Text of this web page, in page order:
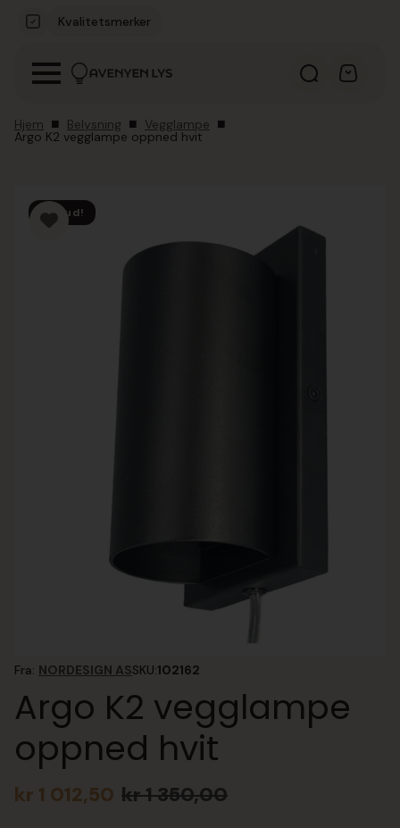
Kvalitetsmerker
Hjem Belysning Vegglampe
Argo K2 vegglampe oppned hvit
Tilbud!
Fra: NORDESIGN ASSKU:102162
Argo K2 vegglampe
oppned hvit
kr1 350,00
Opprinnelig
kr 1 012,50
Nåværende